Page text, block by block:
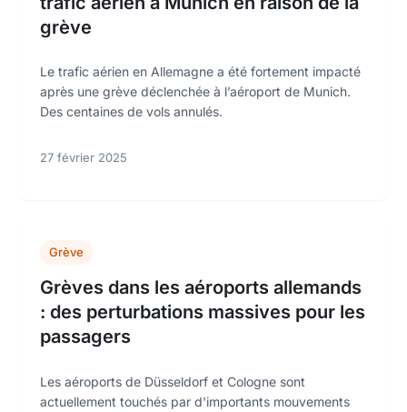
grève
Le trafic aérien en Allemagne a été fortement impacté
après une grève déclenchée à l’aéroport de Munich.
Des centaines de vols annulés.
27 février 2025
Grève
Grèves dans les aéroports allemands
: des perturbations massives pour les
passagers
Les aéroports de Düsseldorf et Cologne sont
actuellement touchés par d'importants mouvements